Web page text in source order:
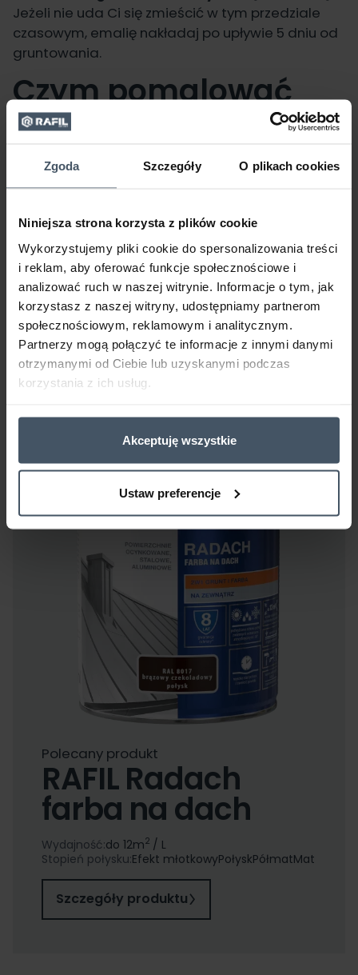
Zgoda Szczegóły O plikach cookies
Niniejsza strona korzysta z plików cookie
Wykorzystujemy pliki cookie do spersonalizowania treści
i reklam, aby oferować funkcje społecznościowe i
analizować ruch w naszej witrynie. Informacje o tym, jak
korzystasz z naszej witryny, udostępniamy partnerom
społecznościowym, reklamowym i analitycznym.
Partnerzy mogą połączyć te informacje z innymi danymi
otrzymanymi od Ciebie lub uzyskanymi podczas
korzystania z ich usług.
Akceptuję wszystkie
Ustaw preferencje
Jeżeli nie uda Ci się zmieścić w tym przedziale
czasowym, emalię nakładaj po upływie 5 dniu od
gruntowania.
Czym pomalować
dach garażu lub
wiaty metalowej na
samochód
Kiedy powierzchnia dachu zostanie
zagruntowana, możesz zabierać się za jej
malowanie.
Jaki produkt wybrać?
Oto nasze
propozycje:
RAFIL Radach Farba Na Dach– dostępna w
13 kolorach z wykończeniem półmatowym.
RAFIL Radach Farba Na Dach– dostępna w 3
kolorach, wykończonych w połysku.
Polecany produkt
RAFIL Radach
farba na dach
Wydajność:do 12m2 / L
Stopień połysku:Efekt młotkowyPołyskPółmatMat
Szczegóły produktu